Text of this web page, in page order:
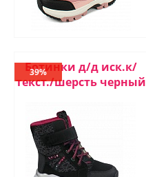
Ботинки д/д иск.к/
текст./шерсть черный
39%